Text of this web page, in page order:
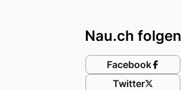
Nau.ch folgen
Facebook
Twitter